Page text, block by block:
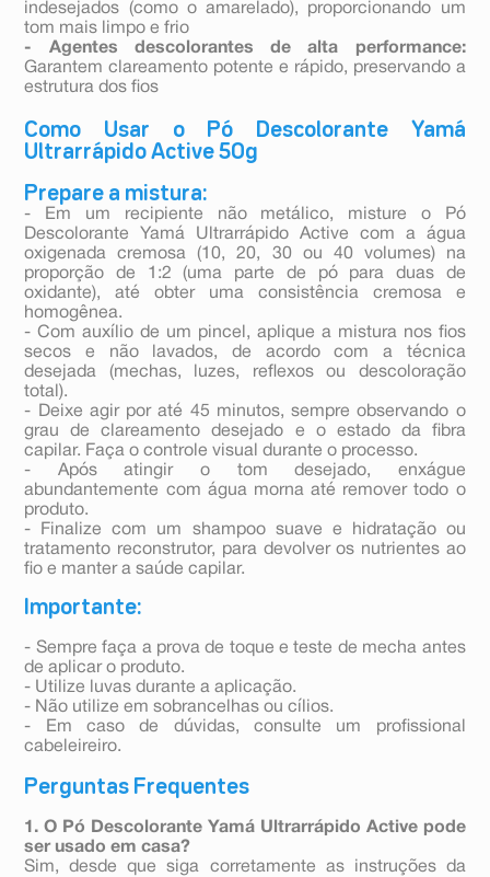
indesejados (como o amarelado), proporcionando um
tom mais limpo e frio
- Agentes descolorantes de alta performance:
Garantem clareamento potente e rápido, preservando a
estrutura dos fios
Como Usar o Pó Descolorante Yamá
Ultrarrápido Active 50g
Prepare a mistura:
- Em um recipiente não metálico, misture o Pó
Descolorante Yamá Ultrarrápido Active com a água
oxigenada cremosa (10, 20, 30 ou 40 volumes) na
proporção de 1:2 (uma parte de pó para duas de
oxidante), até obter uma consistência cremosa e
homogênea.
- Com auxílio de um pincel, aplique a mistura nos fios
secos e não lavados, de acordo com a técnica
desejada (mechas, luzes, reflexos ou descoloração
total).
- Deixe agir por até 45 minutos, sempre observando o
grau de clareamento desejado e o estado da fibra
capilar. Faça o controle visual durante o processo.
- Após atingir o tom desejado, enxágue
abundantemente com água morna até remover todo o
produto.
- Finalize com um shampoo suave e hidratação ou
tratamento reconstrutor, para devolver os nutrientes ao
fio e manter a saúde capilar.
Importante:
- Sempre faça a prova de toque e teste de mecha antes
de aplicar o produto.
- Utilize luvas durante a aplicação.
- Não utilize em sobrancelhas ou cílios.
- Em caso de dúvidas, consulte um profissional
cabeleireiro.
Perguntas Frequentes
1. O Pó Descolorante Yamá Ultrarrápido Active pode
ser usado em casa?
Sim, desde que siga corretamente as instruções da